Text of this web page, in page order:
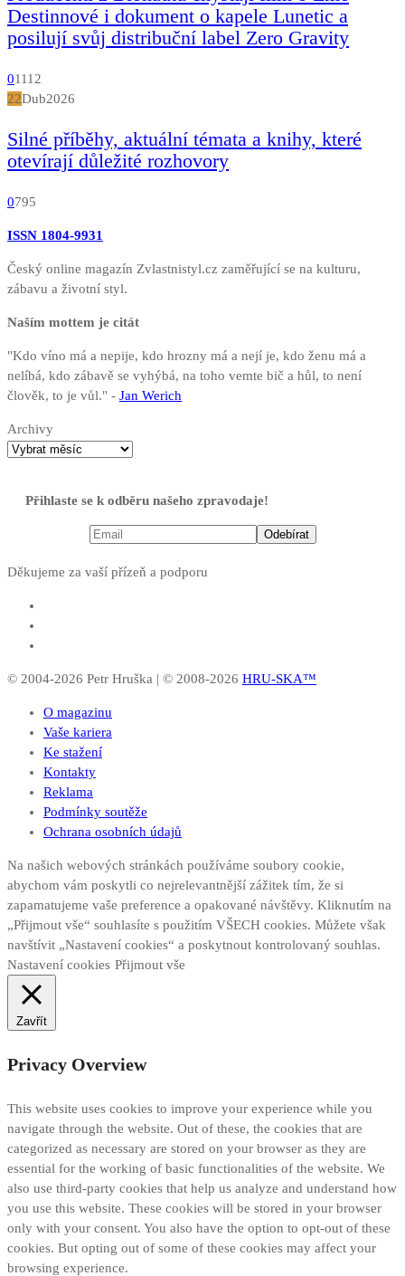
Destinnové i dokument o kapele Lunetic a
posilují svůj distribuční label Zero Gravity
01112
22Dub2026
Silné příběhy, aktuální témata a knihy, které
otevírají důležité rozhovory
0795
ISSN 1804-9931
Český online magazín Zvlastnistyl.cz zaměřující se na kulturu,
zábavu a životní styl.
Naším mottem je citát
"Kdo víno má a nepije, kdo hrozny má a nejí je, kdo ženu má a
nelíbá, kdo zábavě se vyhýbá, na toho vemte bič a hůl, to není
člověk, to je vůl." - Jan Werich
Archivy
Přihlaste se k odběru našeho zpravodaje!
Děkujeme za vaší přízeň a podporu
© 2004-2026 Petr Hruška | © 2008-2026 HRU-SKA™
O magazinu
Vaše kariera
Ke stažení
Kontakty
Reklama
Podmínky soutěže
Ochrana osobních údajů
Na našich webových stránkách používáme soubory cookie,
abychom vám poskytli co nejrelevantnější zážitek tím, že si
zapamatujeme vaše preference a opakované návštěvy. Kliknutím na
„Přijmout vše“ souhlasíte s použitím VŠECH cookies. Můžete však
navštívit „Nastavení cookies“ a poskytnout kontrolovaný souhlas.
Nastavení cookies Přijmout vše
Zavřít
Privacy Overview
This website uses cookies to improve your experience while you
navigate through the website. Out of these, the cookies that are
categorized as necessary are stored on your browser as they are
essential for the working of basic functionalities of the website. We
also use third-party cookies that help us analyze and understand how
you use this website. These cookies will be stored in your browser
only with your consent. You also have the option to opt-out of these
cookies. But opting out of some of these cookies may affect your
browsing experience.